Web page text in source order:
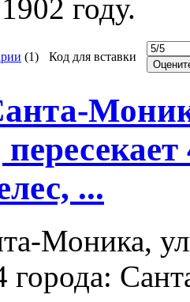
году.
(1) Код для вставки
...
Моника,
города: